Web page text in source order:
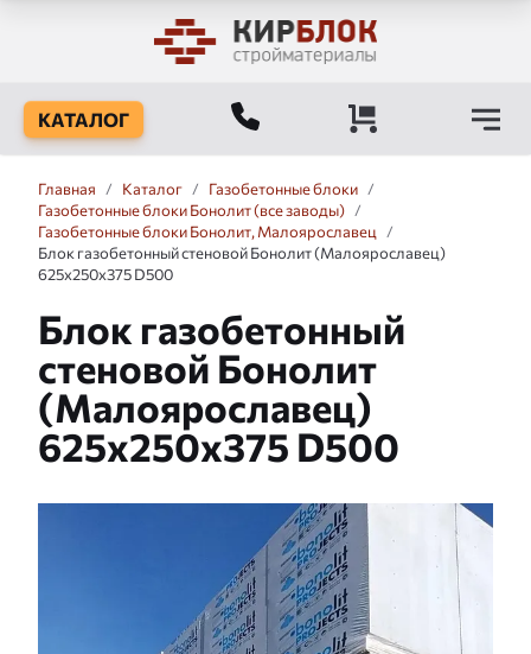
КАТАЛОГ
Главная / Каталог / Газобетонные блоки /
Газобетонные блоки Бонолит (все заводы) /
Газобетонные блоки Бонолит, Малоярославец
/
Блок газобетонный стеновой Бонолит (Малоярославец)
625x250x375 D500
Блок газобетонный
стеновой Бонолит
(Малоярославец)
625x250x375 D500